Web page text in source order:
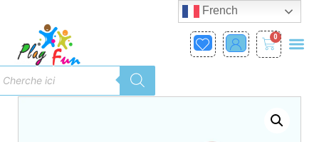
0
French